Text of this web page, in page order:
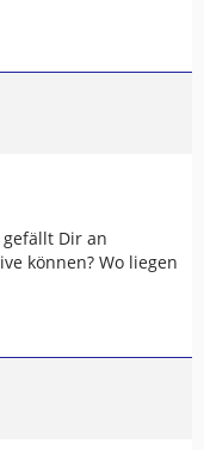
gefällt Dir an
können? Wo liegen